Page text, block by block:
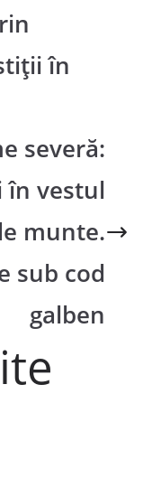
în
severă:
în vestul
munte.
sub cod
galben